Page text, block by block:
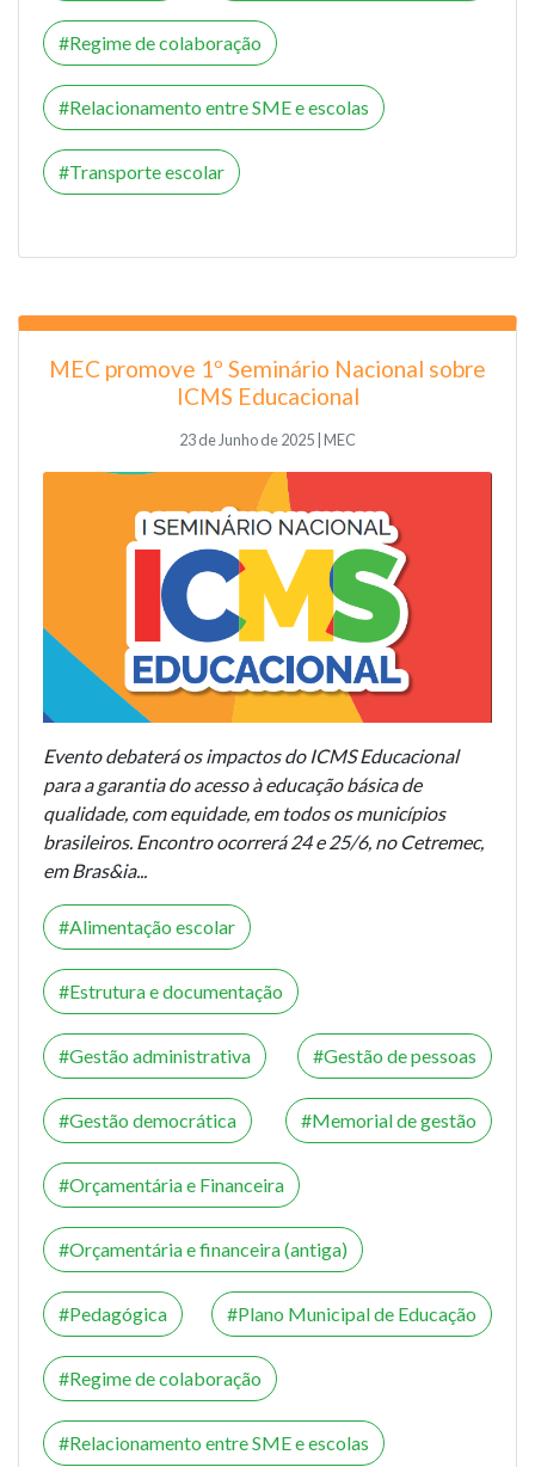
Regime de colaboração
Relacionamento entre SME e escolas
Transporte escolar
MEC promove 1º Seminário Nacional sobre
ICMS Educacional
23 de Junho de 2025 | MEC
Evento debaterá os impactos do ICMS Educacional
para a garantia do acesso à educação básica de
qualidade, com equidade, em todos os municípios
brasileiros. Encontro ocorrerá 24 e 25/6, no Cetremec,
em Bras&ia...
Alimentação escolar
Estrutura e documentação
Gestão administrativa Gestão de pessoas
Gestão democrática Memorial de gestão
Orçamentária e Financeira
Orçamentária e financeira (antiga)
Pedagógica Plano Municipal de Educação
Regime de colaboração
Relacionamento entre SME e escolas